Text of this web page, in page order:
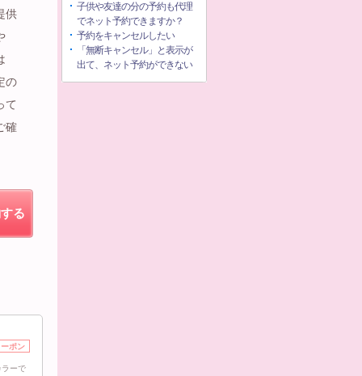
供
の
て
確
る
ポン
ーで
子供や友達の分の予約も代理
でネット予約できますか？
予約をキャンセルしたい
「無断キャンセル」と表示が
出て、ネット予約ができない